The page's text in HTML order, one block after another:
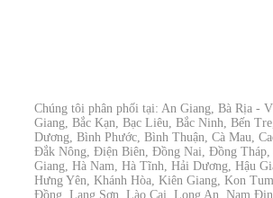
Chúng tôi phân phối tại: An Giang, Bà Rịa -
Giang, Bắc Kạn, Bạc Liêu, Bắc Ninh, Bến
Dương, Bình Phước, Bình Thuận, Cà Mau,
Đắk Nông, Điện Biên, Đồng Nai, Đồng Tháp,
Giang, Hà Nam, Hà Tĩnh, Hải Dương, Hậu
Hưng Yên, Khánh Hòa, Kiên Giang, Kon
Đồng, Lạng Sơn, Lào Cai, Long An, Nam